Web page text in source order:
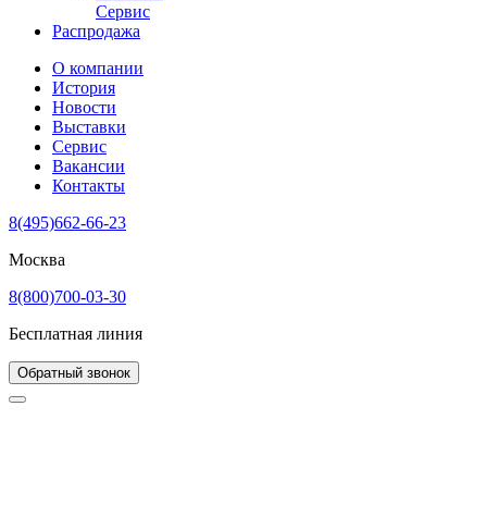
Сервис
Распродажа
О компании
История
Новости
Выставки
Сервис
Вакансии
Контакты
8(495)662-66-23
Москва
8(800)700-03-30
Бесплатная линия
Обратный звонок